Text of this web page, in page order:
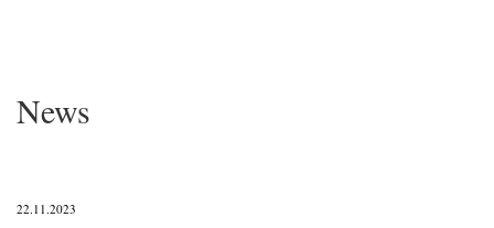
News
22.11.2023